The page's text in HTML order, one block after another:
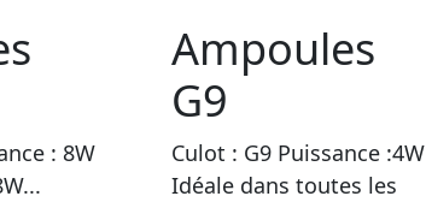
: 8W
Ampoules
G9
Culot : G9 Puissance :4W
Idéale dans toutes les